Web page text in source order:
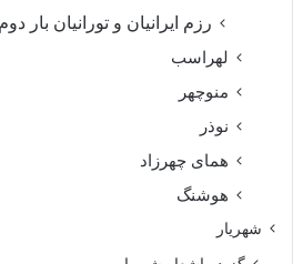
رزم ایرانیان و تورانیان بار دوم
لهراسب
منوچهر
نوذر
هماى چهرزاد
هوشنگ
شهریار